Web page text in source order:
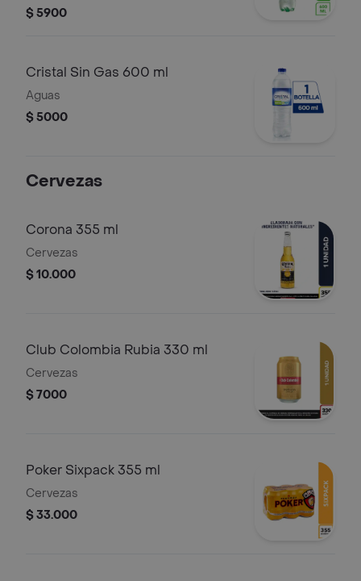
edulcorantes, 3 porciones.
$ 5900
Cristal Sin Gas 600 ml
Aguas
$ 5000
Cervezas
Corona 355 ml
Cervezas
$ 10.000
Club Colombia Rubia 330 ml
Cervezas
$ 7000
Poker Sixpack 355 ml
Cervezas
$ 33.000